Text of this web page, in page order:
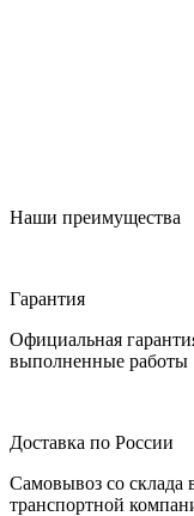
Наши преимущества
Гарантия
Официальная
выполненные работы
Доставка по России
Самовывоз со склада
транспортной